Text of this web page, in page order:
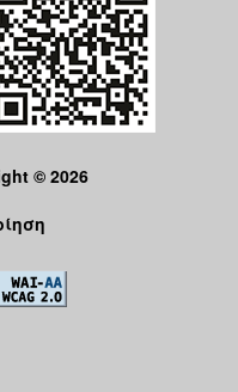
© 2026